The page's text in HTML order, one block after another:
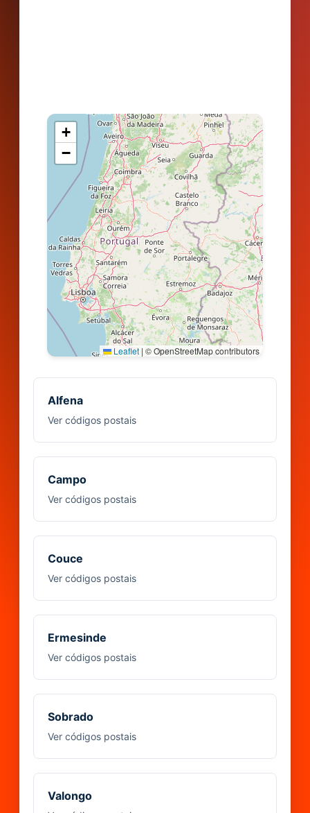
+
−
Leaflet | © OpenStreetMap contributors
Alfena
Ver códigos postais
Campo
Ver códigos postais
Couce
Ver códigos postais
Ermesinde
Ver códigos postais
Sobrado
Ver códigos postais
Valongo